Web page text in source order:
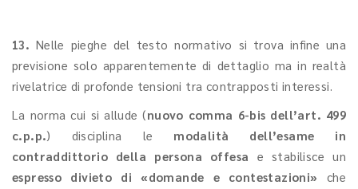
13. Nelle pieghe del testo normativo si trova infine una
previsione solo apparentemente di dettaglio ma in realtà
rivelatrice di profonde tensioni tra contrapposti interessi.
La norma cui si allude (nuovo comma 6-bis dell’art. 499
c.p.p.) disciplina le modalità dell’esame in
contraddittorio della persona offesa e stabilisce un
espresso divieto di «domande e contestazioni» che